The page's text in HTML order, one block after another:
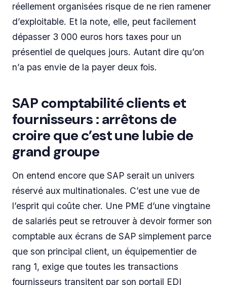
réellement organisées risque de ne rien ramener
d’exploitable. Et la note, elle, peut facilement
dépasser 3 000 euros hors taxes pour un
présentiel de quelques jours. Autant dire qu’on
n’a pas envie de la payer deux fois.
SAP comptabilité clients et
fournisseurs : arrêtons de
croire que c’est une lubie de
grand groupe
On entend encore que SAP serait un univers
réservé aux multinationales. C’est une vue de
l’esprit qui coûte cher. Une PME d’une vingtaine
de salariés peut se retrouver à devoir former son
comptable aux écrans de SAP simplement parce
que son principal client, un équipementier de
rang 1, exige que toutes les transactions
fournisseurs transitent par son portail EDI